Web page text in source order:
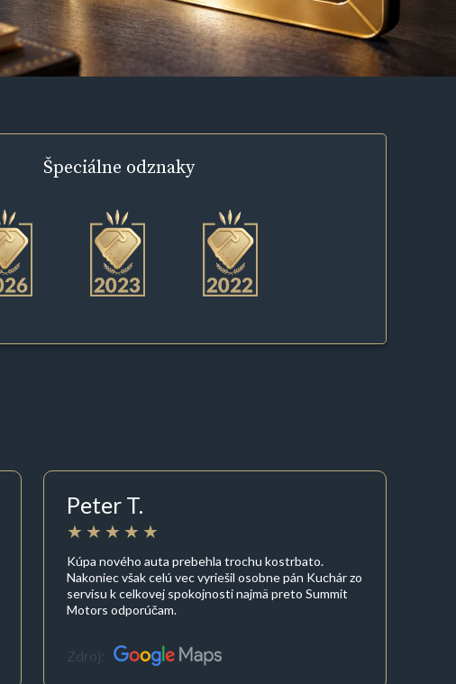
Špeciálne odznaky
Peter T.
Kúpa nového auta prebehla trochu kostrbato.
Nakoniec však celú vec vyriešil osobne pán Kuchár zo
servisu k celkovej spokojnosti najmä preto Summit
Motors odporúčam.
Zdroj: